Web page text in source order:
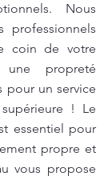
Nous
professionnels
coin de votre
propreté
pour un service
! Le
essentiel pour
propre et
vous propose